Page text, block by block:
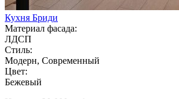
Кухня Бриди
Материал фасада:
ЛДСП
Стиль:
Модерн, Современный
Цвет:
Бежевый